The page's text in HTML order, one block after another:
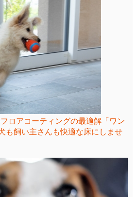
ロアコーティングの最適解「ワン
も飼い主さんも快適な床にしませ